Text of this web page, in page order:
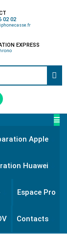
02 02
EXPRESS
Apple
Huawei
Espace Pro
Contacts